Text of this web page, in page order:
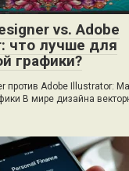
vs. Adobe
что лучше для
графики?
против Adobe Illustrator:
В мире дизайна